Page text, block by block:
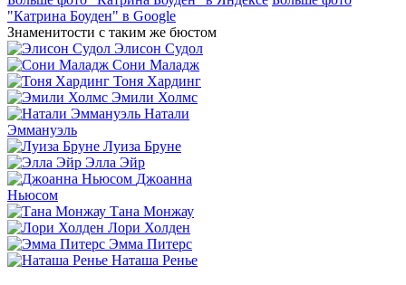
"Катрина Боуден" в Google
Знаменитости с таким же бюстом
Элисон Судол
Сони Маладж
Тоня Хардинг
Эмили Холмс
Натали
Эммануэль
Луиза Бруне
Элла Эйр
Джоанна
Ньюсом
Тана Монжау
Лори Холден
Эмма Питерс
Наташа Ренье